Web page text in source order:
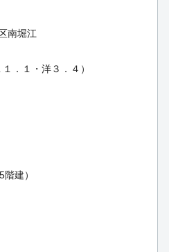
南堀江
．１・洋３．４）
建）